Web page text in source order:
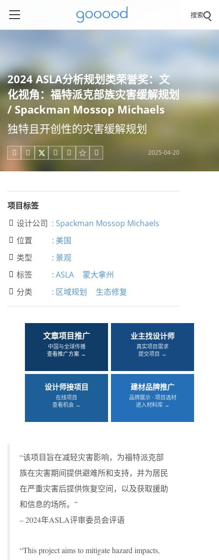
搜索
2024 ASLA分析规划类荣誉奖：文
化视角：福特派克部族灾害缓解规划
/ Spackman Mossop Michaels
独特且开创性的灾害缓解规划
     2025-04-20
项目标签
 设计公司 : Spackman Mossop Michaels
 位置 : 美国
 类型 : 景观
 标签 : ASLA 蒙大拿州
 分类 : 区域规划 生态修复
文章项目推广
中国与全球传播
查看推广方案 →
业主找设计师
真实项目需求
提交项目 →
设计师接项目
在线项目
查看机会 →
建材品牌推广
品牌展示 · 项目选材
进入材料库 →
“该项目旨在减轻灾害影响，为福特派克部
族在灾害期间提供避难所和支持，并为居民
在严重灾害后提供恢复空间，以及获取援助
和信息的场所。”
– 2024年ASLA评审委员会评语
“This project aims to mitigate hazard impacts,